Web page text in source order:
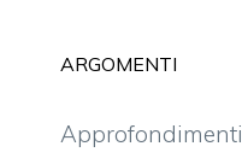
ARGOMENTI
Approfondimenti